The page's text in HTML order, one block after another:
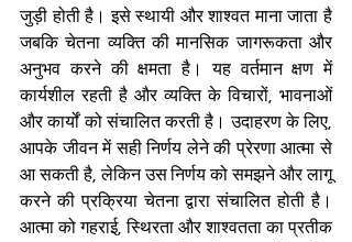
जुड़ी होती है। इसे स्थायी और शाश्वत माना जाता है
जबकि चेतना व्यक्ति की मानसिक जागरूकता और
अनुभव करने की क्षमता है। यह वर्तमान क्षण में
कार्यशील रहती है और व्यक्ति के विचारों, भावनाओं
और कार्यों को संचालित करती है। उदाहरण के लिए,
आपके जीवन में सही निर्णय लेने की प्रेरणा आत्मा से
आ सकती है, लेकिन उस निर्णय को समझने और लागू
करने की प्रक्रिया चेतना द्वारा संचालित होती है।
आत्मा को गहराई, स्थिरता और शाश्वतता का प्रतीक